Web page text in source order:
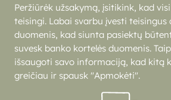
Peržiūrėk užsakymą, įsitikink, kad
teisingi. Labai svarbu įvesti teisingus
duomenis, kad siunta pasiektų
suvesk banko kortelės duomenis.
išsaugoti savo informaciją, kad kitą
greičiau ir spausk "Apmokėti".